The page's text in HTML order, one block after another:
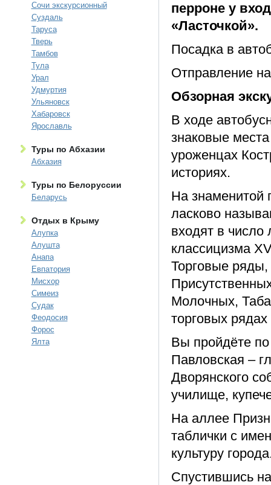
Сочи экскурсионный
Суздаль
Таруса
Тверь
Тамбов
Тула
Урал
Удмуртия
Ульяновск
Хабаровск
Ярославль
Туры по Абхазии
Абхазия
Туры по Белоруссии
Беларусь
Отдых в Крыму
Алупка
Алушта
Анапа
Евпатория
Мисхор
Симеиз
Судак
Феодосия
Форос
Ялта
перроне у
«Ласточкой».
Посадка в
Отправление
Обзорная
В ходе
знаковые
уроженцах
историях.
На знаменитой
ласково
входят в число
классицизма
Торговые
Молочных,
торговых
Вы пройдёте
Павловская –
Дворянского
училище,
На аллее
таблички с
культуру
Спустившись